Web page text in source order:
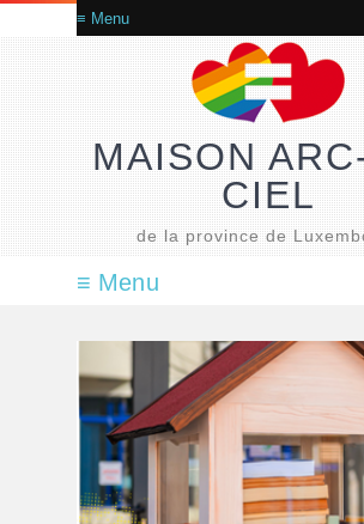
MAISON
CIEL
de la province de